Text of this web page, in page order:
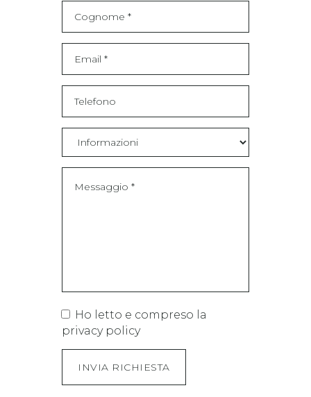
Ho letto e compreso la
privacy policy